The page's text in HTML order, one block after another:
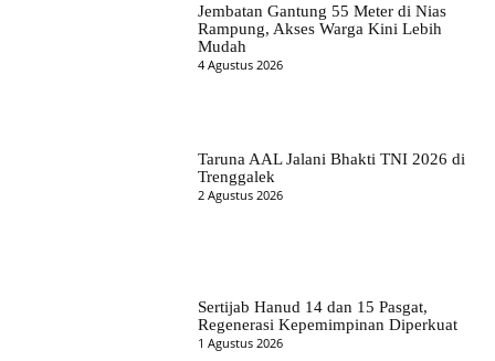
Jembatan Gantung 55 Meter di Nias
Rampung, Akses Warga Kini Lebih
Mudah
4 Agustus 2026
Taruna AAL Jalani Bhakti TNI 2026 di
Trenggalek
2 Agustus 2026
Sertijab Hanud 14 dan 15 Pasgat,
Regenerasi Kepemimpinan Diperkuat
1 Agustus 2026